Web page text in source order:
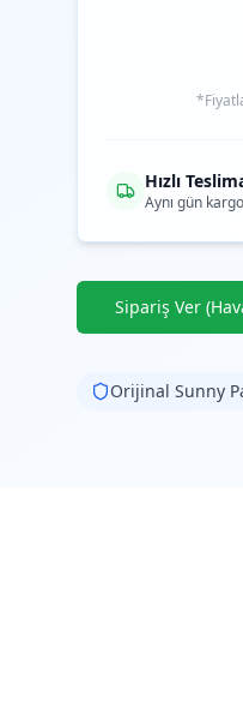
Hızlı
Aynı gün
Sipariş Ver
Orijinal Sunny